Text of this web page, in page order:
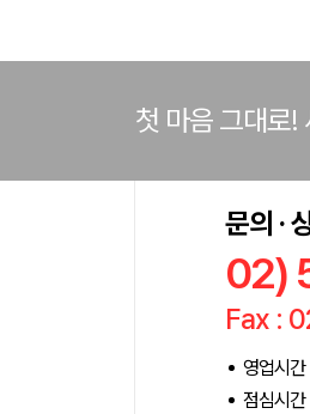
첫 마음 그대로!
문의 ·
02)
Fax :
영업시
점심시